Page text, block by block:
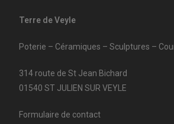
Terre de Veyle
Poterie – Céramiques – Sculptures –
314 route de St Jean Bichard
01540 ST JULIEN SUR VEYLE
Formulaire de contact